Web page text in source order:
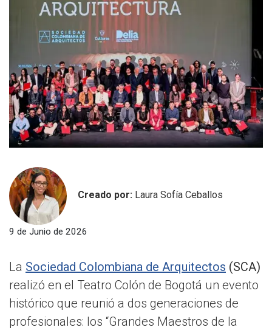
Creado por: Laura Sofía Ceballos
9 de Junio de 2026
La Sociedad Colombiana de Arquitectos (SCA)
realizó en el Teatro Colón de Bogotá un evento
histórico que reunió a dos generaciones de
profesionales: los “Grandes Maestros de la